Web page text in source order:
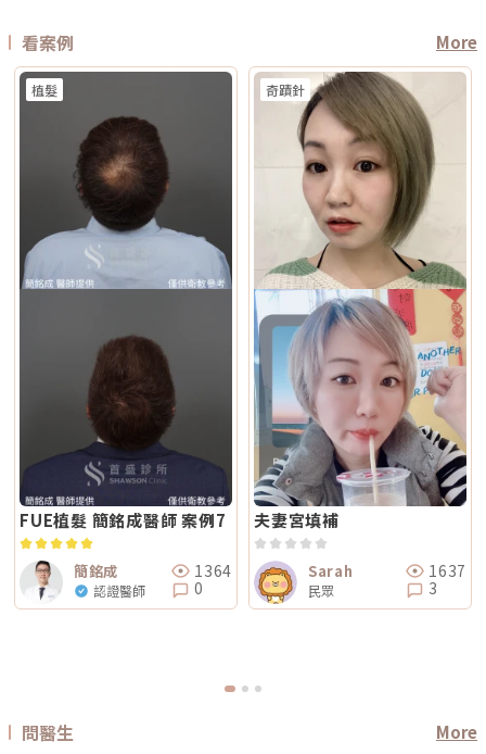
八歲者不建議未成年人接受此類治療，除非有醫療必要且經監護人與專業醫
雷射有什麼最大差別？Reepot 的能量作用以機械式震動為主，而非傳統以
熱破壞色素為核心的方式，因此對周邊組織較為溫和，修復期相對短。搭配
AI 智慧影像分析與低溫保護，可讓能量更集中在斑點本身，減少熱擴散造成
的紅腫或反黑風險。對於需要更加精準、可控的淺層色素改善者，是較新的
治療選擇。Q2：一次療程能看到效果嗎？需要做幾次比較理想？淺層曬
斑、雀斑在單次治療後多半能看到初步變化；但深層或混合型色素通常需要
多次治療，效果會以「循序淡化」的方式呈現。實際次數與間隔仍須依個人
膚況並由醫師評估調整。Q3：Reepot 是否有反黑風險？術後該注意什麼？
任何除斑型雷射都可能有反黑風險，但 Reepot 因熱傷害較低、加上冷卻系
統保護，發生率較低。術後的關鍵在於防曬和保濕，尤其治療後一週避免曝
曬、蒸氣、刺激性保養品。若依照術後指示照護，能大幅降低色素反應的機
會。Q4：敏感肌或薄皮膚適合做 Reepot 嗎？Reepot 的能量模式相對溫
和，加上冷卻保護，對敏感肌而言較為友善。但敏感肌的特性是屏障本身不
穩定，因此治療前仍需要專業檢視膚況，若正處於發炎、乾裂或紅敏期，建
議先穩定皮膚後再安排療程。Q5：做 Reepot 之後多久可以搭配其他醫美
療程？治療後皮膚需要時間恢復，因此若要搭配保濕導入、水光等溫和療
程，通常約 2～3 週即可視膚況安排；若是皮秒、飛梭、強效換膚或注射等
刺激性較高的項目，建議至少間隔 4 週再評估。適當的間隔能降低反黑與過
度刺激的風險，也讓後續療程效果更穩定。Q6：Reepot 的療程費用大約是
多少？Reepot 的價格會依照治療部位、所需的能量深度、是否搭配其他療
程以及整體規劃次數而有所差異。一般費用多落在一萬至三萬多元之間，但
實際金額仍需依個人斑點狀況與療程組合評估後才能確認。建議先安排諮
詢，由專業醫療人員確認膚況後提供最適合的治療方案與費用。Q7：
Reepot 術後的人工皮需要貼多久？Reepot 治療後會在局部覆蓋人工皮，
主要是保護剛治療的肌膚並協助屏障修復。人工皮不建議自行撕除，多數人
會在約兩週左右回診時，由醫療人員視膚況協助取下。人工皮脫落後，治療
部位的色素也會在這段期間逐漸代謝、變淡。斑點帶來的影響，往往不只是
外觀變化，更讓人感到氣色黯淡、不如以往。隨著醫美技術不斷推陳出新，
Reepot AI 時光雷射為色素治療帶來更精準、可控的方式，讓除斑不再停留
在效果難預測的時代。期望這篇文章能幫助你清楚掌握除斑方向與選擇，在
規劃療程時，也建議由專業醫師根據膚況量身評估，找到最適合、安全的改
善方式。★溫馨提醒★小編要提醒大家，醫療並非單純的商業交易，所有的
療程都伴隨著風險。因此，作為消費者應該謹慎選擇合適的醫療方案，以確
保安全與健康。
可以優先評估音波。 如果同時有鬆和垂：可以和醫師討論電音波搭配。這
也是為什麼現在很多醫師會用「複合式療程」來做規劃。不是每個人都只需
要一種療程，而是要看老化主要發生在哪一層，再決定適合電波、音波，還
是兩者搭配。電波音波可以一起打嗎？可以，但不是每個人都一定需要。電
波和音波作用原理不同，所以在醫師評估下，兩者確實可以搭配。常見做法
是用音波處理深層輪廓拉提，再用電波改善皮膚緊緻與膚質鬆弛，讓效果更
全面。不過，電音波不是「全部打越多越好」。發數、能量、施作順序、間
隔時間，都需要依照個人臉部條件設計。如果臉部脂肪偏少、皮膚偏薄、曾
做過其他療程，或是近期剛打過針劑，更要讓醫師完整評估，避免過度治
療。做電波音波前，要注意哪些事？第一，先判斷自己是哪一種老化問題在
選電波或音波前，先不要急著問「哪個比較好」，而是要先看自己的老化問
題屬於哪一種。臉部老化常見可分成四大類：組織鬆弛下垂、結構性凹陷、
皺紋形成、膚質老化。電波和音波主要處理的是「鬆弛與下垂」這一類問
題。電波偏向改善皮膚鬆弛、細紋與緊緻度；音波偏向改善輪廓下垂、嘴邊
肉與下顎線模糊。但如果是太陽穴凹陷、淚溝、臉頰凹陷這類結構性凹陷，
或是斑點、色素沉澱這類膚質問題，單靠電波或音波不一定能解決，需要搭
配其他療程評估。第二，不要只看價格，更要看療程規劃是否合理電波音波
的價格會受到儀器種類、探頭、發數、施作部位、能量設定與診所規劃影
響。價格便宜不一定不好，但如果只用價格做決定，很容易忽略真正重要的
事：這療程到底有沒有符合你的臉部狀況？同樣是音波，有人需要加強下顎
線，有人需要處理嘴邊肉；同樣是電波，有人重點在眼周細紋，有人重點在
臉頰鬆弛。規劃不同，效果自然也會不同。所以選療程時，不只要問「多少
錢」，也要問清楚：使用什麼儀器？施作哪些部位？大約發數或治療範圍怎
麼規劃？為什麼我的狀況適合這個療程？第三，確認儀器來源、探頭耗材與
施作人員電波音波屬於能量型醫美療程，安全性和儀器來源、探頭耗材、操
作經驗都有關。建議選擇前可以確認是否為合法原廠認證儀器、是否使用原
廠探頭或合規耗材，以及是否由合格專業醫療人員評估與操作。另外，醫師
的臉部解剖概念與美感判斷也很重要。因為電波音波不是「能量越強越
好」，而是要看你的皮膚厚度、脂肪量、鬆弛程度、臉型比例去調整。過度
治療不一定更漂亮，反而可能不自然或效果不如預期。第四，效果需要時
間，不要用術後當天判斷成敗電波和音波都是透過熱能刺激膠原蛋白反應，
不是做完當天就完成全部效果。部分人術後會先感覺皮膚變緊、輪廓比較
順，但真正的膠原蛋白新生與重組，通常需要數週到數月慢慢發生。所以做
完後不要急著用第一天的樣子判斷有沒有用，也不要因為短期內沒有巨大變
化就立刻否定療程。非侵入式拉提的特色通常是漸進、自然，而不是突然大
幅改變。第五，不要期待一次療程解決所有老化問題臉部老化不是只有皮膚
鬆而已，還可能包含膠原蛋白流失、脂肪位移、骨架支撐變弱、皮膚厚度改
變等不同層次的問題。電波可以改善皮膚緊緻度與膚質，音波可以幫助輪廓
拉提與深層支撐，但它們不一定能取代針劑、填充、雷射、手術或其他療
感。不過疼痛感會受到能量設定、施作部位、個人耐受度、儀器種類影響，
可能會有短暫泛紅、腫脹、痠感或觸痛，通常會逐漸緩解。實際狀況仍需依
容積式加熱 療程定位 膚質、細緻、緊緻並重 輪廓、拉提、緊實為主 適合族
冷卻技術 五階七段冷卻系統 分段噴灑冷媒 探頭 雅典娜探頭：臉部 宙斯探
頭：身體 愛神探頭：眼周 紫鑽探頭：臉/四肢 碧眼探頭：眼周 藍鑽探頭：
臉/四肢 黃金探頭：身體 疼痛感 多數定位為較舒適型 但仍因人而異 感受通
常較明顯，但依能量、部位與個人耐受度不同 常見效果感受 膚質變細、臉
想加強緊緻、抗老、輪廓型 原理差異：單極、雙極到底是什麼？很多人看
到「單極」、「雙極」會覺得很難懂，其實可以用生活化的方式理解。單極
電波：像是把熱能傳遞到較深、較廣的範圍，主要作用於較深層皮膚組織
（以真皮層為主），常被用於緊緻與支撐感相關需求。鳳凰電波即屬於單極
射頻應用。雙極電波：則是將能量集中在兩個電極之間，作用範圍相對較
淺，較常被用於膚質細緻、表層改善等需求。無雙電波的特色，在於將單極
與雙極兩種模式結合於同一療程設計中。根據官方資料，DENSITY 可透過
不同射頻模式，將能量分別作用於深層與淺層皮膚。因此，兩者並不是「誰
比較高級」，而是設計邏輯不同。若主要需求為輪廓拉提與緊緻，單極射頻
為主的療程通常較符合需求；若希望同時兼顧膚質細緻與輕度緊緻，複合式
電波療程則可能更具彈性。效果差異：拉提感、緊緻感、膚質感不一樣1. 拉
提感如果你的主要困擾是「臉部鬆弛」、「下顎線不清楚」或「嘴邊肉變明
顯」，鳳凰電波通常是較常被討論的選項之一。其應用多與輪廓緊緻與鬆弛
改善相關，常見於臉部、眼周與身體的緊緻與平滑需求。2. 膚質感如果你的
問題不是明顯鬆弛，而是「皮膚看起來粗」、「毛孔明顯」、「妝感不服
貼」或整體氣色較疲累，無雙電波的複合式能量設計相對較符合這類需求。
除了緊緻效果外，也常被用於膚質細緻與整體質感提升，因此常被市場定位
為入門型抗老或精緻型電波療程。3. 自然度兩者都屬於非侵入式療程，因此
通常不會像手術或填充療程一樣產生立即的結構性改變，效果多半呈現為漸
進式、自然型。常見的效果訴求差異在於：鳳凰電波多偏向輪廓線條與緊緻
感的提升；無雙電波則較偏向整體膚質細緻、緊實與光澤感的改善。哪一種
比較痛？無雙電波真的比較不痛嗎？疼痛感是很多人選療程時最在意的問
題。以療程設計來看，鳳凰電波因為以單極射頻為主，能量感通常會比較明
顯。部分人會形容為熱、刺、酸、脹，尤其在骨感較明顯或皮膚較薄的位
置，感受可能更強。無雙電波則因為設計上有SAC智能冷卻系統與RIC即時
阻抗偵測補償系統等設計，因此為舒適度較高的電波療程。但這裡要講清
楚：不痛不代表完全沒感覺，舒適也不代表每個人都一樣。疼痛感會受到很
多因素影響，包括： 個人耐痛程度 施作部位 能量設定 是否敷麻 醫師手法
皮膚厚薄與骨感程度 當天身體狀態所以比較精準的說法是：無雙電波通常
被定位為舒適度較佳；鳳凰電波能量感通常較明顯。但實際感受仍需依個人
狀況而定。常見迷思一：鳳凰電波一定比無雙電波強嗎？不一定。「強」要
程，不是找「最紅的」，而是找「最符合目前需求的」。常見迷思二：電波
做完會立刻小臉嗎？很多人期待電波做完臉馬上小一圈，但這個期待需要調
刺激皮膚組織緊緻與膠原重塑，因此效果通常是逐步變化。有些人做完會覺
得臉比較緊、線條比較順，但真正的膠原變化通常需要時間。Thermage 官
https://www.instagram.com/drdeungskinclinic/張英睿皮膚專科診所地
址：新北市板橋區文化路一段118號電話：(02)-2250-6065LINE：
@xat.0000195926.1nzhttps://page.line.me/xat.0000195926.1nz?
openQrModal=true
看案例 More
植髮
FUE植髮 簡銘成醫師 案例7
簡銘成
認證醫師
1364
0
奇蹟針
夫妻宮填補
Sarah
民眾
1637
3
問醫生 More